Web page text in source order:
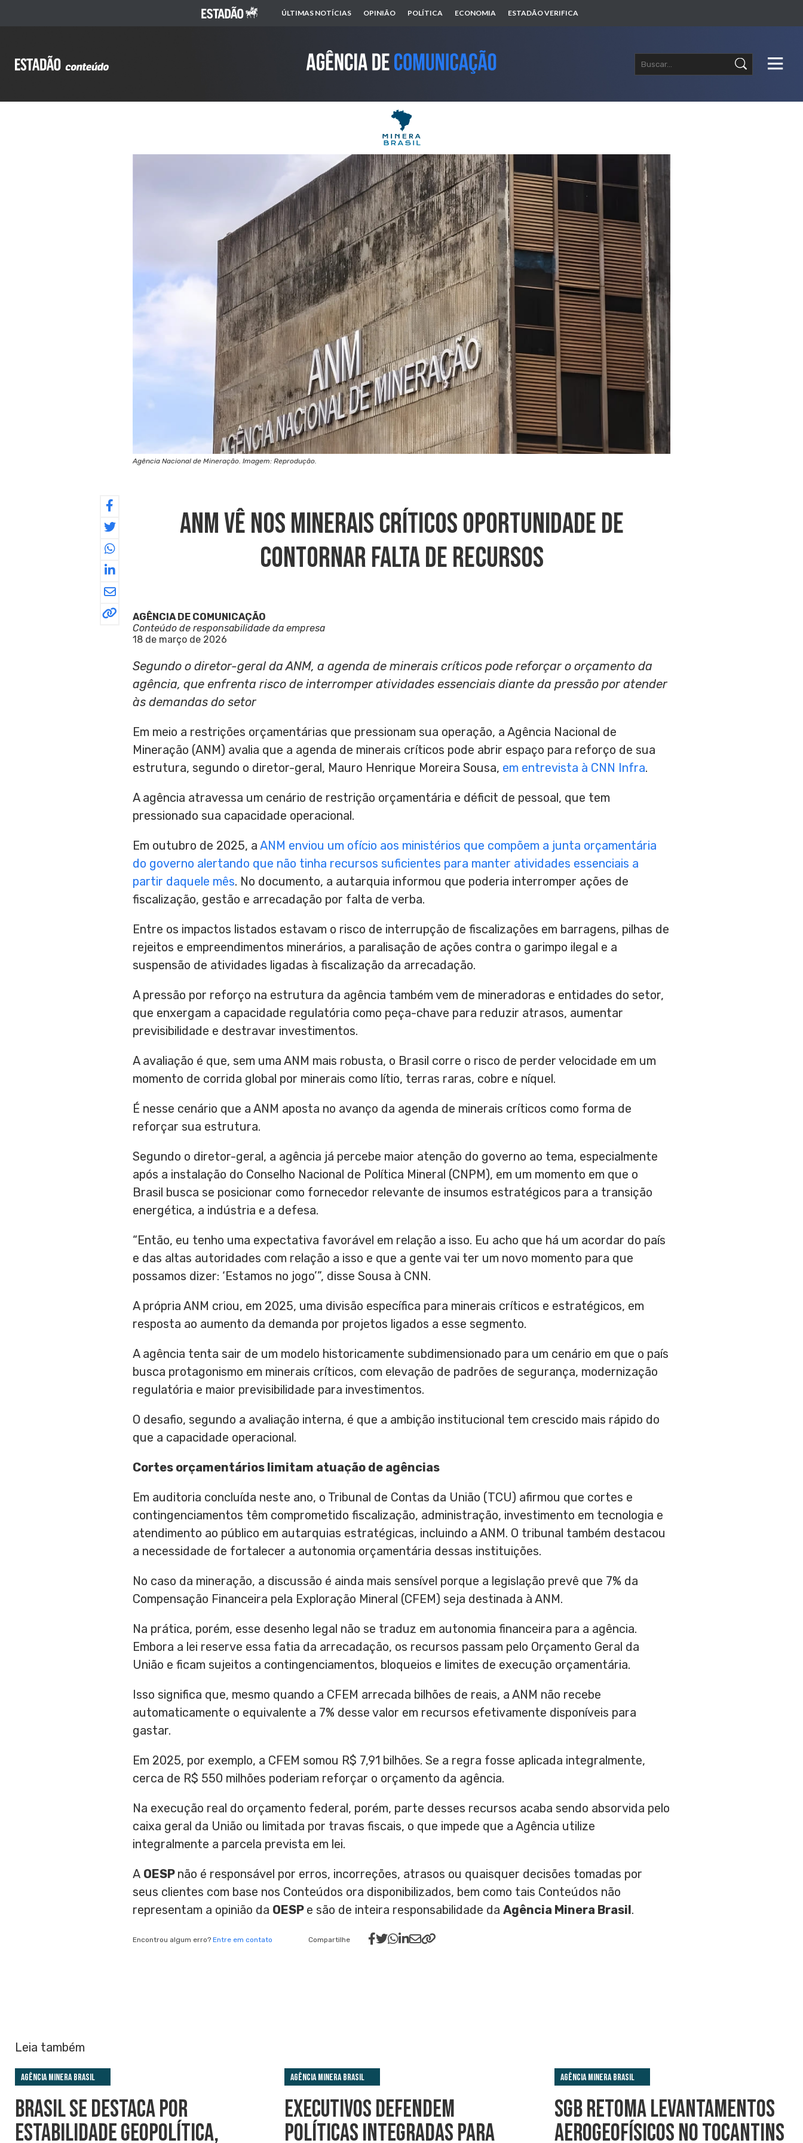
ÚLTIMAS NOTÍCIAS OPINIÃO POLÍTICA ECONOMIA ESTADÃO VERIFICA
Agência Nacional de Mineração. Imagem: Reprodução.
ANM Vê Nos Minerais Críticos Oportunidade De
Contornar Falta De Recursos
AGÊNCIA DE COMUNICAÇÃO
Conteúdo de responsabilidade da empresa
18 de março de 2026
Segundo o diretor-geral da ANM, a agenda de minerais críticos pode reforçar o orçamento da
agência, que enfrenta risco de interromper atividades essenciais diante da pressão por atender
às demandas do setor
Em meio a restrições orçamentárias que pressionam sua operação, a Agência Nacional de
Mineração (ANM) avalia que a agenda de minerais críticos pode abrir espaço para reforço de sua
estrutura, segundo o diretor-geral, Mauro Henrique Moreira Sousa, em entrevista à CNN Infra.
A agência atravessa um cenário de restrição orçamentária e déficit de pessoal, que tem
pressionado sua capacidade operacional.
Em outubro de 2025, a ANM enviou um ofício aos ministérios que compõem a junta orçamentária
do governo alertando que não tinha recursos suficientes para manter atividades essenciais a
partir daquele mês. No documento, a autarquia informou que poderia interromper ações de
fiscalização, gestão e arrecadação por falta de verba.
Entre os impactos listados estavam o risco de interrupção de fiscalizações em barragens, pilhas de
rejeitos e empreendimentos minerários, a paralisação de ações contra o garimpo ilegal e a
suspensão de atividades ligadas à fiscalização da arrecadação.
A pressão por reforço na estrutura da agência também vem de mineradoras e entidades do setor,
que enxergam a capacidade regulatória como peça-chave para reduzir atrasos, aumentar
previsibilidade e destravar investimentos.
A avaliação é que, sem uma ANM mais robusta, o Brasil corre o risco de perder velocidade em um
momento de corrida global por minerais como lítio, terras raras, cobre e níquel.
É nesse cenário que a ANM aposta no avanço da agenda de minerais críticos como forma de
reforçar sua estrutura.
Segundo o diretor-geral, a agência já percebe maior atenção do governo ao tema, especialmente
após a instalação do Conselho Nacional de Política Mineral (CNPM), em um momento em que o
Brasil busca se posicionar como fornecedor relevante de insumos estratégicos para a transição
energética, a indústria e a defesa.
“Então, eu tenho uma expectativa favorável em relação a isso. Eu acho que há um acordar do país
e das altas autoridades com relação a isso e que a gente vai ter um novo momento para que
possamos dizer: ‘Estamos no jogo’”, disse Sousa à CNN.
A própria ANM criou, em 2025, uma divisão específica para minerais críticos e estratégicos, em
resposta ao aumento da demanda por projetos ligados a esse segmento.
A agência tenta sair de um modelo historicamente subdimensionado para um cenário em que o país
busca protagonismo em minerais críticos, com elevação de padrões de segurança, modernização
regulatória e maior previsibilidade para investimentos.
O desafio, segundo a avaliação interna, é que a ambição institucional tem crescido mais rápido do
que a capacidade operacional.
Cortes orçamentários limitam atuação de agências
Em auditoria concluída neste ano, o Tribunal de Contas da União (TCU) afirmou que cortes e
contingenciamentos têm comprometido fiscalização, administração, investimento em tecnologia e
atendimento ao público em autarquias estratégicas, incluindo a ANM. O tribunal também destacou
a necessidade de fortalecer a autonomia orçamentária dessas instituições.
No caso da mineração, a discussão é ainda mais sensível porque a legislação prevê que 7% da
Compensação Financeira pela Exploração Mineral (CFEM) seja destinada à ANM.
Na prática, porém, esse desenho legal não se traduz em autonomia financeira para a agência.
Embora a lei reserve essa fatia da arrecadação, os recursos passam pelo Orçamento Geral da
União e ficam sujeitos a contingenciamentos, bloqueios e limites de execução orçamentária.
Isso significa que, mesmo quando a CFEM arrecada bilhões de reais, a ANM não recebe
automaticamente o equivalente a 7% desse valor em recursos efetivamente disponíveis para
gastar.
Em 2025, por exemplo, a CFEM somou R$ 7,91 bilhões. Se a regra fosse aplicada integralmente,
cerca de R$ 550 milhões poderiam reforçar o orçamento da agência.
Na execução real do orçamento federal, porém, parte desses recursos acaba sendo absorvida pelo
caixa geral da União ou limitada por travas fiscais, o que impede que a Agência utilize
integralmente a parcela prevista em lei.
A OESP não é responsável por erros, incorreções, atrasos ou quaisquer decisões tomadas por
seus clientes com base nos Conteúdos ora disponibilizados, bem como tais Conteúdos não
representam a opinião da OESP e são de inteira responsabilidade da Agência Minera Brasil.
Encontrou algum erro? Entre em contato Compartilhe
Leia também
Agência Minera Brasil
BRASIL SE DESTACA POR
ESTABILIDADE GEOPOLÍTICA,
Agência Minera Brasil
EXECUTIVOS DEFENDEM
POLÍTICAS INTEGRADAS PARA
Agência Minera Brasil
SGB RETOMA LEVANTAMENTOS
AEROGEOFÍSICOS NO TOCANTINS